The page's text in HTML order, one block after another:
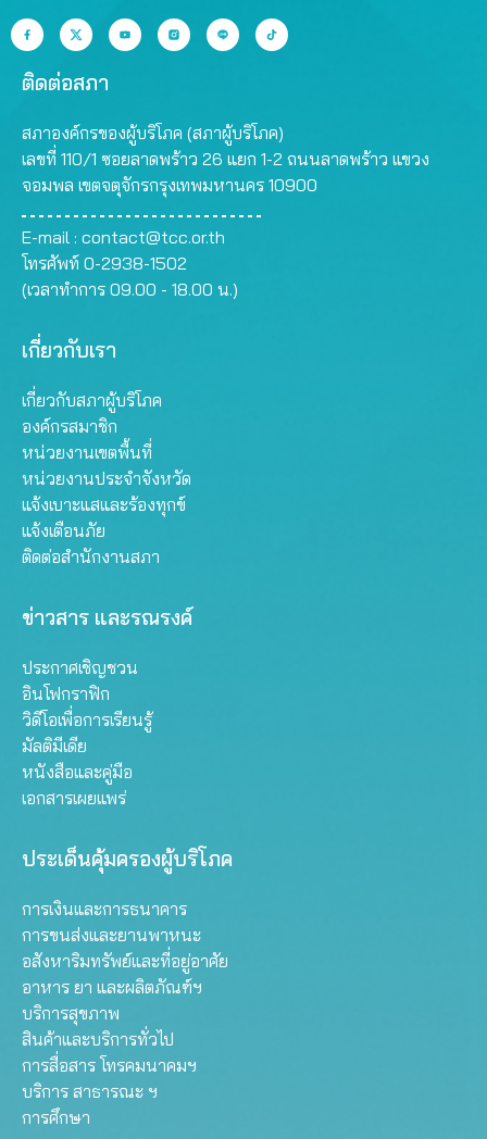
ติดต่อสภา
สภาองค์กรของผู้บริโภค (สภาผู้บริโภค)
เลขที่ 110/1 ซอยลาดพร้าว 26 แยก 1-2 ถนนลาดพร้าว แขวง
จอมพล เขตจตุจักรกรุงเทพมหานคร 10900
E-mail : contact@tcc.or.th
โทรศัพท์ 0-2938-1502
(เวลาทำการ 09.00 - 18.00 น.)
เกี่ยวกับเรา
เกี่ยวกับสภาผู้บริโภค
องค์กรสมาชิก
หน่วยงานเขตพื้นที่
หน่วยงานประจำจังหวัด
แจ้งเบาะแสและร้องทุกข์
แจ้งเตือนภัย
ติดต่อสำนักงานสภา
ข่าวสาร และรณรงค์
ประกาศเชิญชวน
อินโฟกราฟิก
วิดีโอเพื่อการเรียนรู้
มัลติมีเดีย
หนังสือและคู่มือ
เอกสารเผยแพร่
ประเด็นคุ้มครองผู้บริโภค
การเงินและการธนาคาร
การขนส่งและยานพาหนะ
อสังหาริมทรัพย์และที่อยู่อาศัย
อาหาร ยา และผลิตภัณฑ์ฯ
บริการสุขภาพ
สินค้าและบริการทั่วไป
การสื่อสาร โทรคมนาคมฯ
บริการ สาธารณะ ฯ
การศึกษา